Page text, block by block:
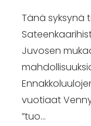
Tänä syksynä
Juvosen
vuotiaat
”tuo...